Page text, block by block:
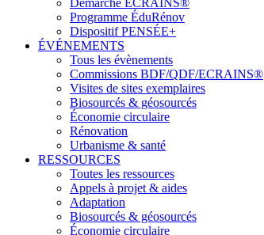
Programme ÉduRénov
Dispositif PENSÉE+
ÉVÉNEMENTS
Tous les évènements
Commissions BDF/QDF/ECRAINS®
Visites de sites exemplaires
Biosourcés & géosourcés
Économie circulaire
Rénovation
Urbanisme & santé
RESSOURCES
Toutes les ressources
Appels à projet & aides
Adaptation
Biosourcés & géosourcés
Économie circulaire